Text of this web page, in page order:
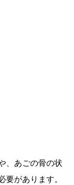
、あごの骨の状
要があります。